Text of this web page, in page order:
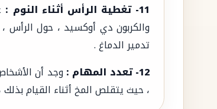
11- تغطية الرأس أثناء النوم :
والكربون دي أوكسيد ، حول الرأس
تدمير الدماغ .
12- تعدد المهام :
وجد أن
، حيث يتقلص المخ أثناء القيام